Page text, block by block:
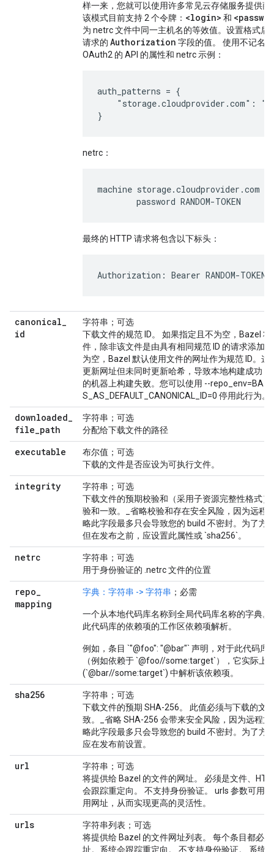
样一来，您就可以使用许多常见云存储服务提供
该模式目前支持 2 个令牌： <login> 和
为 netrc 文件中同一主机名的等效值。设置格式后
请求的 Authorization 字段的值。 使用不记名
OAuth2 的 API 的属性和 netrc 示例：
auth_patterns = {
"storage.cloudprovider.com":
netrc：
machine storage.cloudprovider.com
最终的 HTTP 请求将包含以下标头：
canonical_
id
字符串；可选
下载文件的规范 ID。 如果指定且不为空，Bazel
件，除非该文件是由具有相同规范 ID 的请求添加
为空，Bazel 默认使用文件的网址作为规范 ID。
更新网址但未同时更新哈希，导致本地构建成功
的机器上构建失败。您可以使用 --
S_AS_DEFAULT_CANONICAL_ID=0 停用此行为。
downloaded_
file_path
字符串；可选
分配给下载文件的路径
executable
布尔值；可选
下载的文件是否应设为可执行文件。
integrity
字符串；可选
下载文件的预期校验和（采用子资源完整性格式
验和一致。_省略校验和存在安全风险，因为远程
略此字段最多只会导致您的 build 不密封。为了方
但在发布之前，应设置此属性或 `sha256`。
netrc
字符串；可选
用于身份验证的 .netrc 文件的位置
repo_
mapping
字典：字符串 -> 字符串 ；必需
一个从本地代码库名称到全局代码库名称的字典
此代码库的依赖项的工作区依赖项解析。
例如，条目 `"@foo": "@bar"` 声明，对于此代码库
（例如依赖于 `@foo//some:target`），它实际上
(`@bar//some:target`) 中解析该依赖项。
sha256
字符串；可选
下载文件的预期 SHA-256。 此值必须与下载的文
致。_省略 SHA-256 会带来安全风险，因为远程
略此字段最多只会导致您的 build 不密封。为了方
应在发布前设置。
url
字符串；可选
将提供给 Bazel 的文件的网址。 必须是文件、
会跟踪重定向。 不支持身份验证。 urls 参数可用
用网址，从而实现更高的灵活性。
urls
字符串列表；可选
将提供给 Bazel 的文件网址列表。 每个条目都必
址。系统会跟踪重定向。 不支持身份验证。 系统